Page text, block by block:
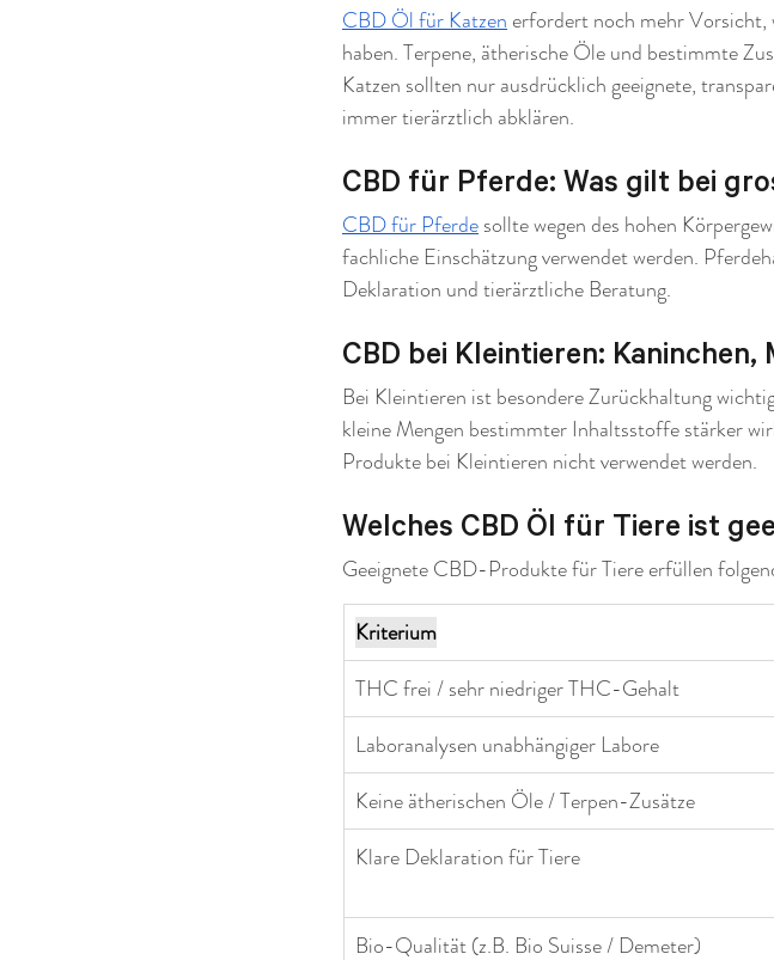
CBD Öl für Katzen erfordert noch mehr Vorsicht,
haben. Terpene, ätherische Öle und bestimmte
Katzen sollten nur ausdrücklich geeignete,
immer tierärztlich abklären.
CBD für Pferde: Was gilt bei
CBD für Pferde sollte wegen des hohen
fachliche Einschätzung verwendet werden.
Deklaration und tierärztliche Beratung.
CBD bei Kleintieren: Kaninchen,
Bei Kleintieren ist besondere Zurückhaltung
kleine Mengen bestimmter Inhaltsstoffe stärker
Produkte bei Kleintieren nicht verwendet werden.
Welches CBD Öl für Tiere ist
Geeignete CBD-Produkte für Tiere erfüllen
Kriterium
THC frei / sehr niedriger THC-Gehalt
Laboranalysen unabhängiger Labore
Keine ätherischen Öle / Terpen-Zusätze
Klare Deklaration für Tiere
Bio-Qualität (z.B. Bio Suisse / Demeter)